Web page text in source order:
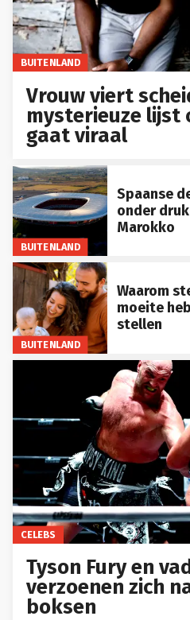
BUITENLAND
Vrouw viert
mysterieuze lijst
gaat viraal
BUITENLAND
Spaanse
onder
Marokko
BUITENLAND
Waarom
moeite
stellen
CELEBS
Tyson Fury en
verzoenen zich
boksen